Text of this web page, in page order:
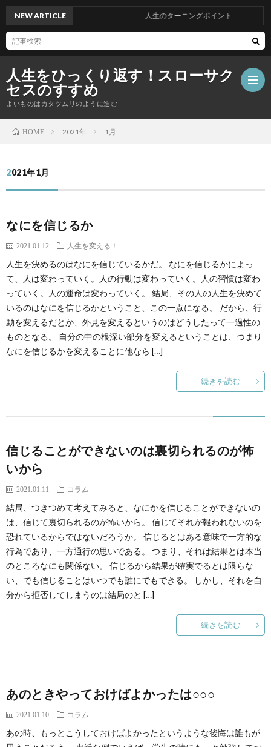
人生をひっくり返す！スローサク
セスのすすめ
よいものはカタツムリのように進む
ィ
ー
ル
書
籍
料
プ
レ
NEW ARTICLE 人生のターニングポイント
HOME 2021年 1月
2021年1月
なにを信じるか
2021.01.12 人生を変える！
人生を決めるのはなにを信じているかだ。 なにを信じるかによっ
て、人は変わっていく。人の行動は変わっていく。人の習慣は変わ
っていく。人の運命は変わっていく。 結局、その人の人生を決めて
いるのはなにを信じるかということ、この一点になる。 だから、行
動を変えるだとか、外見を変えるというのはどうしたって一過性の
ものとなる。 自分の中の根深い部分を変えるということは、つまり
なにを信じるかを変えることに他なら […]
続きを読む
信じることができないのは裏切られるのが怖
いから
2021.01.11 コラム
結局、つきつめて考えてみると、なにかを信じることができないの
は、信じて裏切られるのが怖いから。 信じてそれが報われないのを
恐れているからではないだろうか。 信じるとはある意味で一方的な
行為であり、一方通行の思いである。 つまり、それは結果とは本当
のところなにも関係ない。 信じるから結果が確実でるとは限らな
い、でも信じることはいつでも誰にでもできる。 しかし、それを自
分から拒否してしまうのは結局のと […]
続きを読む
あのときやっておけばよかったは○○○
2021.01.10 コラム
あの時、もっとこうしておけばよかったというような後悔は誰もが